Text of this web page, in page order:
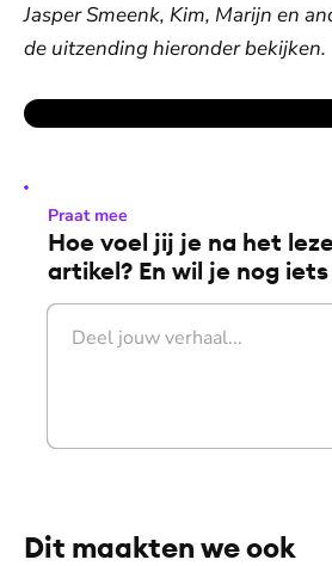
Jasper Smeenk, Kim, Marijn en
de uitzending hieronder bekijken.
Praat mee
Hoe voel jij je na het
artikel? En wil je nog
Dit maakten we ook